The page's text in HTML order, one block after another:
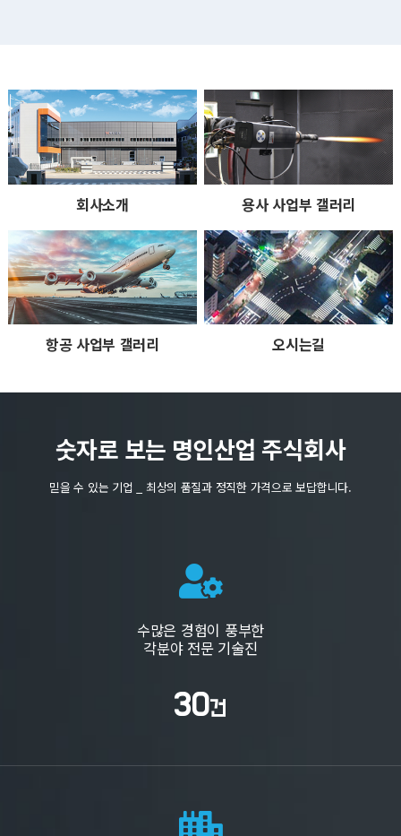
회사소개 용사 사업부 갤러리
항공 사업부 갤러리 오시는길
숫자로 보는 명인산업 주식회사
믿을 수 있는 기업 _ 최상의 품질과 정직한 가격으로 보답합니다.
수많은 경험이 풍부한
각분야 전문 기술진
30건